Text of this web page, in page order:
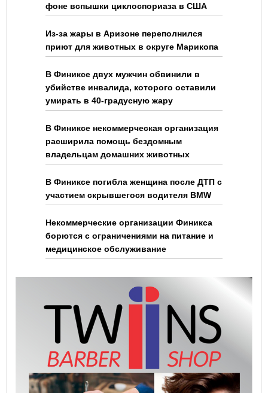
фоне вспышки циклоспориаза в США
Из-за жары в Аризоне переполнился
приют для животных в округе Марикопа
В Финиксе двух мужчин обвинили в
убийстве инвалида, которого оставили
умирать в 40-градусную жару
В Финиксе некоммерческая организация
расширила помощь бездомным
владельцам домашних животных
В Финиксе погибла женщина после ДТП с
участием скрывшегося водителя BMW
Некоммерческие организации Финикса
борются с ограничениями на питание и
медицинское обслуживание